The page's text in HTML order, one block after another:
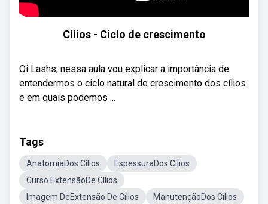
Cílios - Ciclo de crescimento
Oi Lashs, nessa aula vou explicar a importância de
entendermos o ciclo natural de crescimento dos cílios
e em quais podemos ...
Tags
AnatomiaDos Cílios
EspessuraDos Cílios
Curso ExtensãoDe Cílios
Imagem DeExtensão De Cílios
ManutençãoDos Cílios